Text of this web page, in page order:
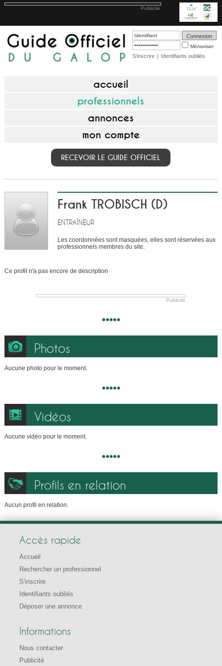
Publicité
Mémoriser
S'inscrire | Identifiants oubliés
accueil
professionnels
annonces
mon compte
RECEVOIR LE GUIDE OFFICIEL
Frank TROBISCH (D)
ENTRAÎNEUR
Les coordonnées sont masquées, elles sont réservées aux
professionnels membres du site.
Ce profil n'a pas encore de description
Publicité
Photos
Aucune photo pour le moment.
Vidéos
Aucune vidéo pour le moment.
Profils en relation
Aucun profil en relation.
Accès rapide
Accueil
Rechercher un professionnel
S'inscrire
Identifiants oubliés
Déposer une annonce
Informations
Nous contacter
Publicité